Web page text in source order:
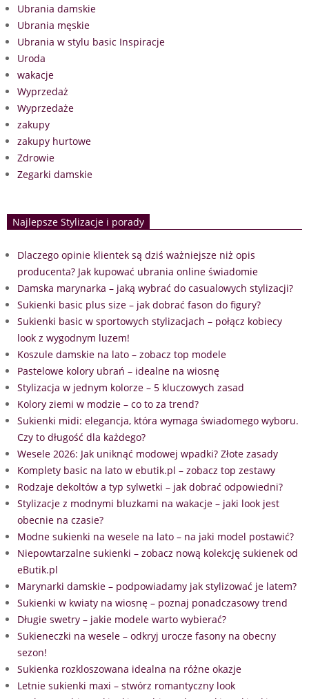
Ubrania damskie
Ubrania męskie
Ubrania w stylu basic Inspiracje
Uroda
wakacje
Wyprzedaż
Wyprzedaże
zakupy
zakupy hurtowe
Zdrowie
Zegarki damskie
Najlepsze Stylizacje i porady
Dlaczego opinie klientek są dziś ważniejsze niż opis
producenta? Jak kupować ubrania online świadomie
Damska marynarka – jaką wybrać do casualowych stylizacji?
Sukienki basic plus size – jak dobrać fason do figury?
Sukienki basic w sportowych stylizacjach – połącz kobiecy
look z wygodnym luzem!
Koszule damskie na lato – zobacz top modele
Pastelowe kolory ubrań – idealne na wiosnę
Stylizacja w jednym kolorze – 5 kluczowych zasad
Kolory ziemi w modzie – co to za trend?
Sukienki midi: elegancja, która wymaga świadomego wyboru.
Czy to długość dla każdego?
Wesele 2026: Jak uniknąć modowej wpadki? Złote zasady
Komplety basic na lato w ebutik.pl – zobacz top zestawy
Rodzaje dekoltów a typ sylwetki – jak dobrać odpowiedni?
Stylizacje z modnymi bluzkami na wakacje – jaki look jest
obecnie na czasie?
Modne sukienki na wesele na lato – na jaki model postawić?
Niepowtarzalne sukienki – zobacz nową kolekcję sukienek od
eButik.pl
Marynarki damskie – podpowiadamy jak stylizować je latem?
Sukienki w kwiaty na wiosnę – poznaj ponadczasowy trend
Długie swetry – jakie modele warto wybierać?
Sukieneczki na wesele – odkryj urocze fasony na obecny
sezon!
Sukienka rozkloszowana idealna na różne okazje
Letnie sukienki maxi – stwórz romantyczny look